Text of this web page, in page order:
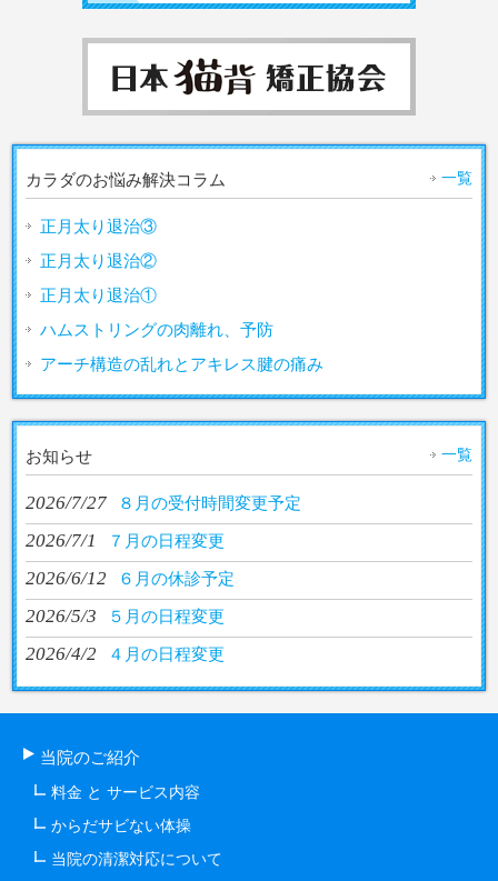
カラダのお悩み解決コラム 一覧
正月太り退治③
正月太り退治②
正月太り退治①
ハムストリングの肉離れ、予防
アーチ構造の乱れとアキレス腱の痛み
お知らせ 一覧
2026/7/27 ８月の受付時間変更予定
2026/7/1 ７月の日程変更
2026/6/12 ６月の休診予定
2026/5/3 ５月の日程変更
2026/4/2 ４月の日程変更
当院のご紹介
料金 と サービス内容
からだサビない体操
当院の清潔対応について